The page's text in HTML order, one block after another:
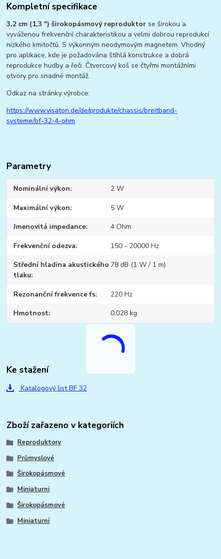
Kompletní specifikace
3,2 cm (1,3 ") širokopásmový reproduktor se širokou a
vyváženou frekvenční charakteristikou a velmi dobrou reprodukcí
nízkého kmitočtů. S výkonným neodymovým magnetem. Vhodný
pro aplikace, kde je požadována štíhlá konstrukce a dobrá
reprodukce hudby a řeči. Čtvercový koš se čtyřmi montážními
otvory pro snadné montáž.
Odkaz na stránky výrobce:
https://www.visaton.de/de/produkte/chassis/breitband-
systeme/bf-32-4-ohm
Parametry
Nominální výkon 2 W
Maximální výkon 5 W
Jmenovitá impedance 4 Ohm
Frekvenční odezva 150 - 20000 Hz
Střední hladina akustického
tlaku
78 dB (1 W / 1 m)
Rezonanční frekvence fs 220 Hz
Hmotnost 0,028 kg
Ke stažení
Katalogový list BF 32
Zboží zařazeno v kategoriích
Reproduktory
Průmyslové
Širokopásmové
Miniaturní
Širokopásmové
Miniaturní